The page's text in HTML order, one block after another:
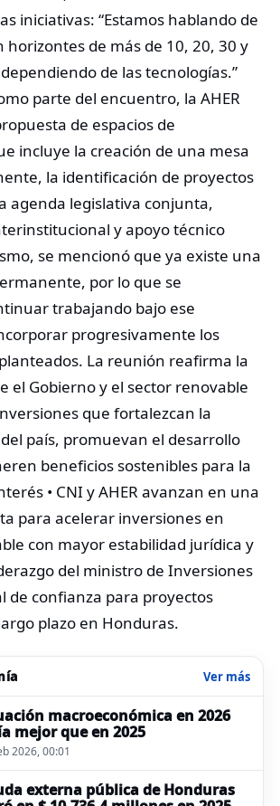
iniciativas: “Estamos hablando de
horizontes de más de 10, 20, 30 y
de las tecnologías.”
parte del encuentro, la AHER
de espacios de
incluye la creación de una mesa
la identificación de proyectos
agenda legislativa conjunta,
y apoyo técnico
se mencionó que ya existe una
por lo que se
trabajando bajo ese
progresivamente los
La reunión reafirma la
el Gobierno y el sector renovable
que fortalezcan la
país, promuevan el desarrollo
beneficios sostenibles para la
• CNI y AHER avanzan en una
para acelerar inversiones en
con mayor estabilidad jurídica y
del ministro de Inversiones
de confianza para proyectos
plazo en Honduras.
Ver más
macroeconómica en 2026
mejor que en 2025
2026, 00:01
externa pública de Honduras